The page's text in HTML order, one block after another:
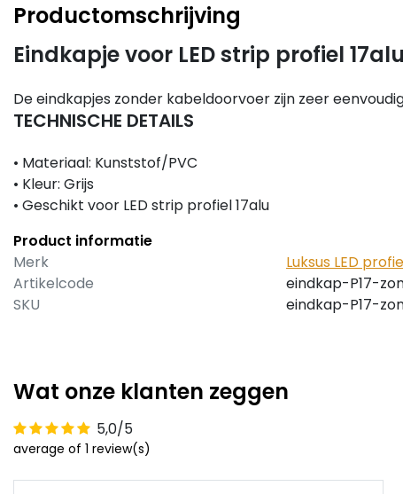
Productomschrijving
Eindkapje voor LED strip profiel
De eindkapjes zonder kabeldoorvoer zijn zeer
TECHNISCHE DETAILS
• Materiaal: Kunststof/PVC
• Kleur: Grijs
• Geschikt voor LED strip profiel 17alu
Product informatie
Merk
Luksus LED
Artikelcode
eindkap-P17-
SKU
eindkap-P17-
Wat onze klanten zeggen
5,0/5
average of 1 review(s)